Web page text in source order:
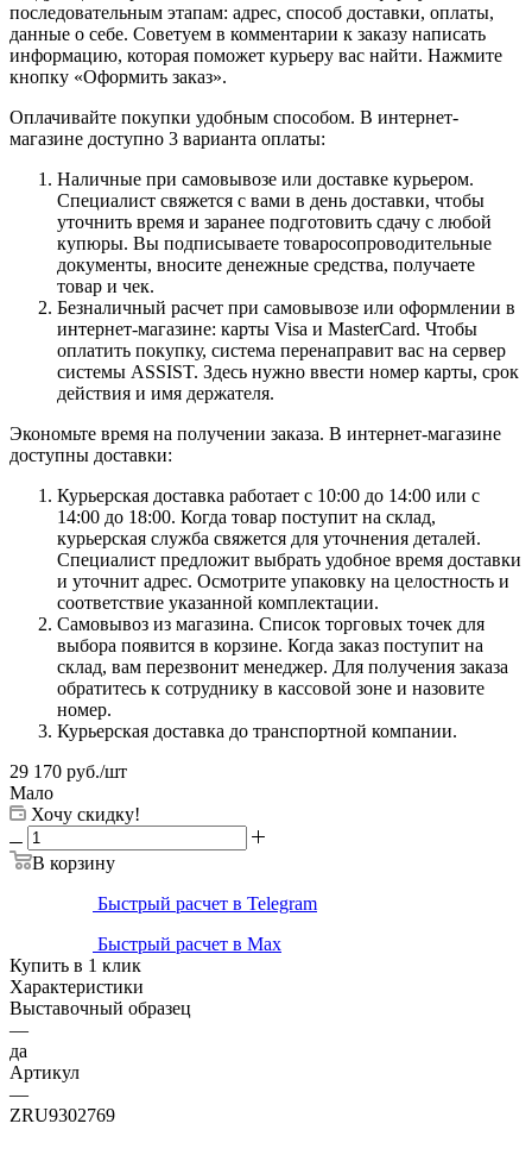
последовательным этапам: адрес, способ доставки, оплаты,
данные о себе. Советуем в комментарии к заказу написать
информацию, которая поможет курьеру вас найти. Нажмите
кнопку «Оформить заказ».
Оплачивайте покупки удобным способом. В интернет-
магазине доступно 3 варианта оплаты:
Наличные при самовывозе или доставке курьером.
Специалист свяжется с вами в день доставки, чтобы
уточнить время и заранее подготовить сдачу с любой
купюры. Вы подписываете товаросопроводительные
документы, вносите денежные средства, получаете
товар и чек.
Безналичный расчет при самовывозе или оформлении в
интернет-магазине: карты Visa и MasterCard. Чтобы
оплатить покупку, система перенаправит вас на сервер
системы ASSIST. Здесь нужно ввести номер карты, срок
действия и имя держателя.
Экономьте время на получении заказа. В интернет-магазине
доступны доставки:
Курьерская доставка работает с 10:00 до 14:00 или с
14:00 до 18:00. Когда товар поступит на склад,
курьерская служба свяжется для уточнения деталей.
Специалист предложит выбрать удобное время доставки
и уточнит адрес. Осмотрите упаковку на целостность и
соответствие указанной комплектации.
Самовывоз из магазина. Список торговых точек для
выбора появится в корзине. Когда заказ поступит на
склад, вам перезвонит менеджер. Для получения заказа
обратитесь к сотруднику в кассовой зоне и назовите
номер.
Курьерская доставка до транспортной компании.
29 170 руб./шт
Мало
Хочу скидку!
В корзину
Быстрый расчет в Telegram
Быстрый расчет в Max
Купить в 1 клик
Характеристики
Выставочный образец
—
да
Артикул
—
ZRU9302769